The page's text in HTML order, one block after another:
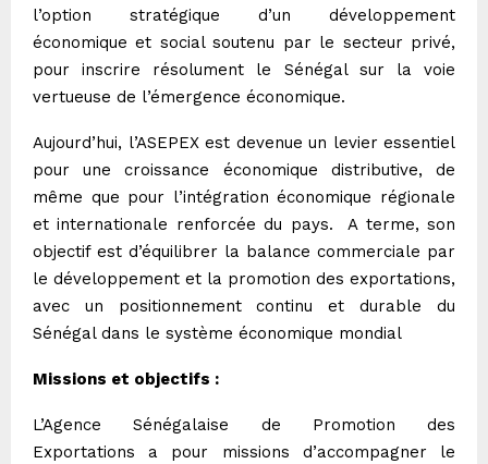
l’option stratégique d’un développement
économique et social soutenu par le secteur privé,
pour inscrire résolument le Sénégal sur la voie
vertueuse de l’émergence économique.
Aujourd’hui, l’ASEPEX est devenue un levier essentiel
pour une croissance économique distributive, de
même que pour l’intégration économique régionale
et internationale renforcée du pays. A terme, son
objectif est d’équilibrer la balance commerciale par
le développement et la promotion des exportations,
avec un positionnement continu et durable du
Sénégal dans le système économique mondial
Missions et objectifs :
L’Agence Sénégalaise de Promotion des
Exportations a pour missions d’accompagner le